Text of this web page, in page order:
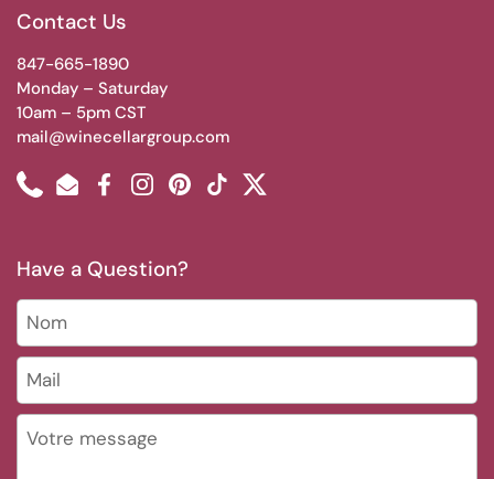
Contact Us
847-665-1890
Monday – Saturday
10am – 5pm CST
mail@winecellargroup.com
PhoneEmailFacebookInstagramPinterest
TikTokTwitter
Have a Question?
Nom
Mail *
Votre message